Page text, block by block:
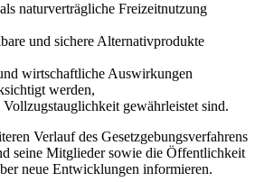
naturverträgliche Freizeitnutzung
und sichere Alternativprodukte
wirtschaftliche Auswirkungen
werden,
gewährleistet sind.
Verlauf des Gesetzgebungsverfahrens
seine Mitglieder sowie die Öffentlichkeit
neue Entwicklungen informieren.